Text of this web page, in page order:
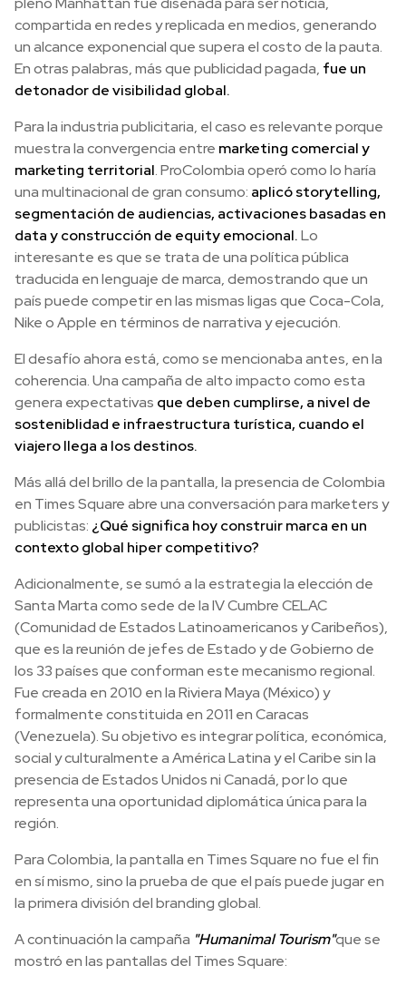
compartida en redes y replicada en medios, generando
un alcance exponencial que supera el costo de la pauta.
En otras palabras, más que publicidad pagada, fue un
detonador de visibilidad global.
Para la industria publicitaria, el caso es relevante porque
muestra la convergencia entre marketing comercial y
marketing territorial. ProColombia operó como lo haría
una multinacional de gran consumo: aplicó storytelling,
segmentación de audiencias, activaciones basadas en
data y construcción de equity emocional.Lo
interesante es que se trata de una política pública
traducida en lenguaje de marca, demostrando que un
país puede competir en las mismas ligas que Coca-Cola,
Nike o Apple en términos de narrativa y ejecución.
El desafío ahora está, como se mencionaba antes, en la
coherencia. Una campaña de alto impacto como esta
genera expectativas que deben cumplirse, a nivel de
sosteniblidad e infraestructura turística, cuando el
viajero llega a los destinos.
Más allá del brillo de la pantalla, la presencia de Colombia
en Times Square abre una conversación para marketers y
publicistas: ¿Qué significa hoy construir marca en un
contexto global hiper competitivo?
Adicionalmente, se sumó a la estrategia la elección de
Santa Marta como sede de la IV Cumbre CELAC
(Comunidad de Estados Latinoamericanos y Caribeños),
que es la reunión de jefes de Estado y de Gobierno de
los 33 países que conforman este mecanismo regional.
Fue creada en 2010 en la Riviera Maya (México) y
formalmente constituida en 2011 en Caracas
(Venezuela). Su objetivo es integrar política, económica,
social y culturalmente a América Latina y el Caribe sin la
presencia de Estados Unidos ni Canadá, por lo que
representa una oportunidad diplomática única para la
región.
Para Colombia, la pantalla en Times Square no fue el fin
en sí mismo, sino la prueba de que el país puede jugar en
la primera división del branding global.
A continuación la campaña "Humanimal Tourism"que se
mostró en las pantallas del Times Square: